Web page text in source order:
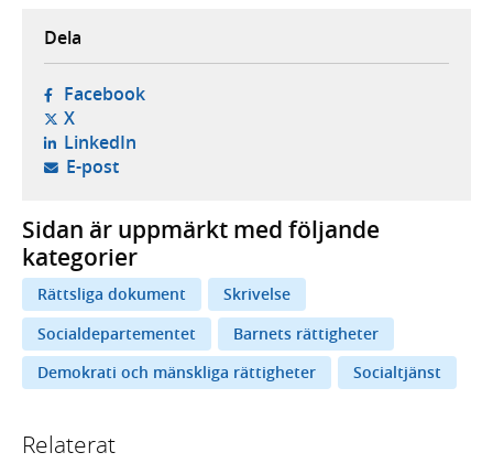
Dela
Facebook- öppnas i ny flik, extern webbplats,
X- öppnas i ny flik, extern webbplats,
LinkedIn- öppnas i ny flik, extern webbplats,
E-post- öppnar din e-postklient,
Sidan är uppmärkt med följande
kategorier
Rättsliga dokument
Skrivelse
Socialdepartementet
Barnets rättigheter
Demokrati och mänskliga rättigheter
Socialtjänst
Relaterat